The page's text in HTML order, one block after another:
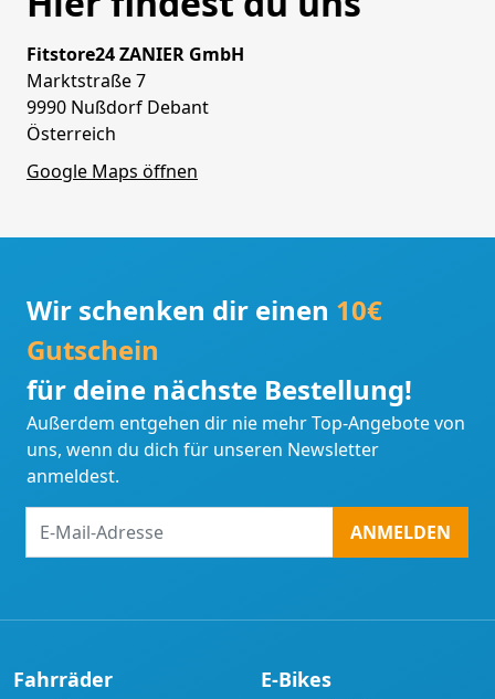
Fitstore24 ZANIER GmbH
Marktstraße 7
9990 Nußdorf Debant
Österreich
Google Maps öffnen
Wir schenken dir einen 10€
Gutschein
für deine nächste Bestellung!
Außerdem entgehen dir nie mehr Top-Angebote von
uns, wenn du dich für unseren Newsletter
anmeldest.
Mail-
ANMELDEN
Fahrräder E-Bikes